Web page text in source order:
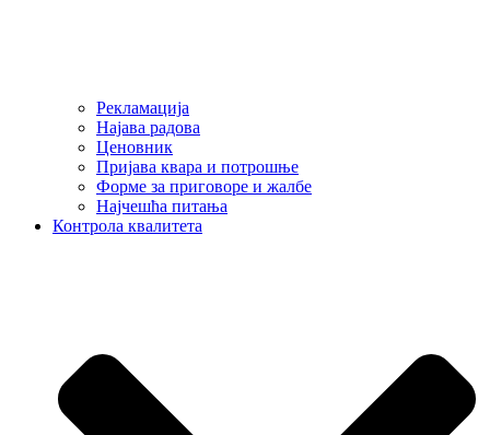
Рекламација
Најава радова
Ценовник
Пријава квара и потрошње
Форме за приговоре и жалбе
Најчешћа питања
Контрола квалитета